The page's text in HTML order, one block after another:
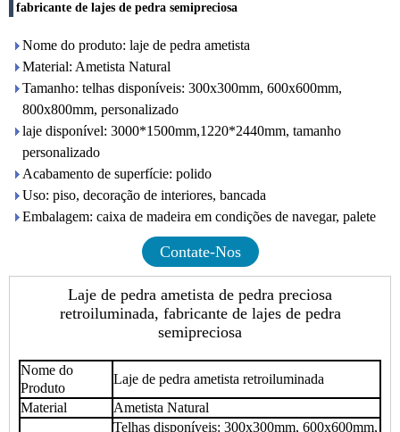
fabricante de lajes de pedra semipreciosa
Nome do produto: laje de pedra ametista
Material: Ametista Natural
Tamanho: telhas disponíveis: 300x300mm, 600x600mm,
800x800mm, personalizado
laje disponível: 3000*1500mm,1220*2440mm, tamanho
personalizado
Acabamento de superfície: polido
Uso: piso, decoração de interiores, bancada
Embalagem: caixa de madeira em condições de navegar, palete
Contate-Nos
Laje de pedra ametista de pedra preciosa
retroiluminada, fabricante de lajes de pedra
semipreciosa
Nome do
Produto
Laje de pedra ametista retroiluminada
Material
Ametista Natural
Telhas disponíveis: 300x300mm, 600x600mm,